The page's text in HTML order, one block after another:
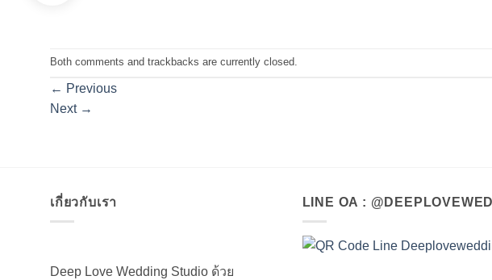
Both comments and trackbacks are currently closed.
← Previous
Next →
เกี่ยวกับเรา
Deep Love Wedding Studio ด้วย
LINE OA :